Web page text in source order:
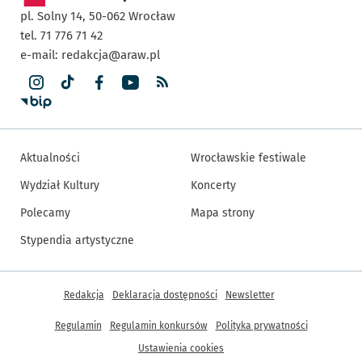
pl. Solny 14, 50-062 Wrocław
tel. 71 776 71 42
e-mail: redakcja@araw.pl
Aktualności
Wydział Kultury
Polecamy
Stypendia artystyczne
Wrocławskie festiwale
Koncerty
Mapa strony
Inne informacje
Redakcja Deklaracja dostępności Newsletter
Regulamin Regulamin konkursów
Polityka prywatności
Ustawienia cookies